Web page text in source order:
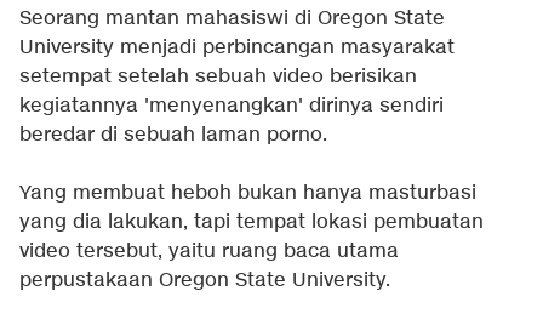
Seorang mantan mahasiswi di Oregon State
University menjadi perbincangan masyarakat
setempat setelah sebuah video berisikan
kegiatannya 'menyenangkan' dirinya sendiri
beredar di sebuah laman porno.
Yang membuat heboh bukan hanya masturbasi
yang dia lakukan, tapi tempat lokasi pembuatan
video tersebut, yaitu ruang baca utama
perpustakaan Oregon State University.